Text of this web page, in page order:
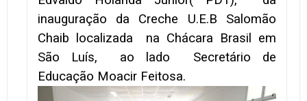
inauguração da Creche U.E.B Salomão
Chaib localizada na Chácara Brasil em
São Luís, ao lado Secretário de
Educação Moacir Feitosa.